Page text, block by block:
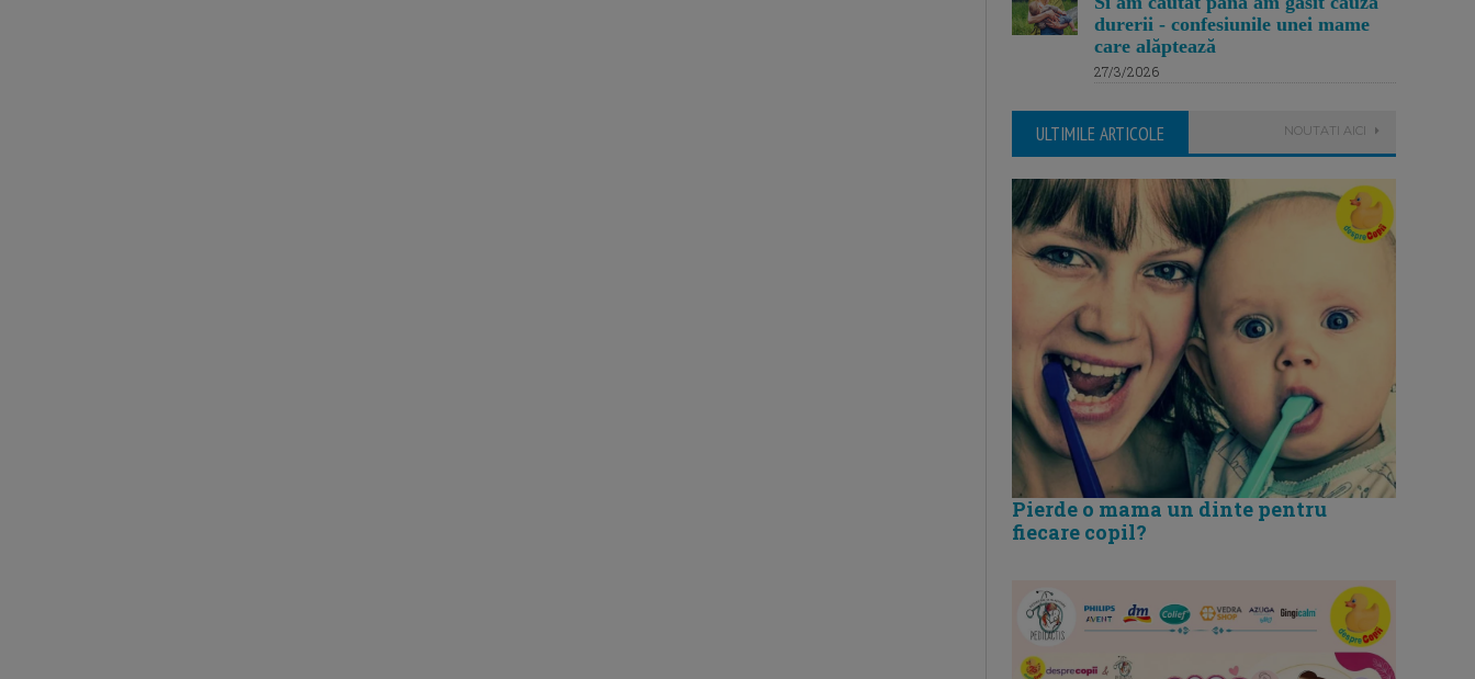
durerii - confesiunile unei mame
care alăptează
27/3/2026
ULTIMILE ARTICOLE NOUTATI AICI
Pierde o mama un dinte pentru
fiecare copil?